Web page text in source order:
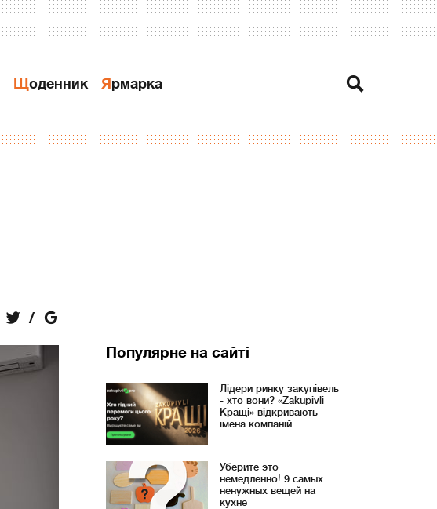
Щоденник Ярмарка
Популярне на сайті
Лідери ринку закупівель
- хто вони? «Zakupivli
Кращі» відкривають
імена компаній
Уберите это
немедленно! 9 самых
ненужных вещей на
кухне